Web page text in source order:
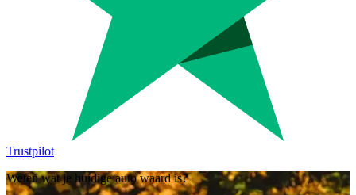
Trustpilot
Weten wat je huidige auto waard is?